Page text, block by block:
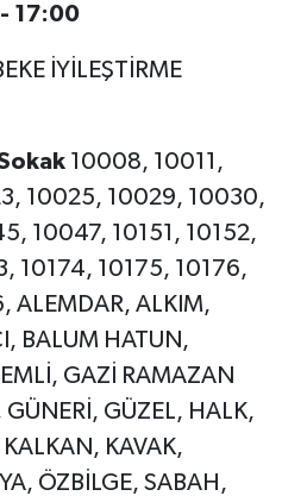
17:00
İYİLEŞTİRME
10008, 10011,
10025, 10029, 10030,
10047, 10151, 10152,
10174, 10175, 10176,
ALEMDAR, ALKIM,
BALUM HATUN,
GAZİ RAMAZAN
GÜNERİ, GÜZEL, HALK,
KAVAK,
ÖZBİLGE, SABAH,